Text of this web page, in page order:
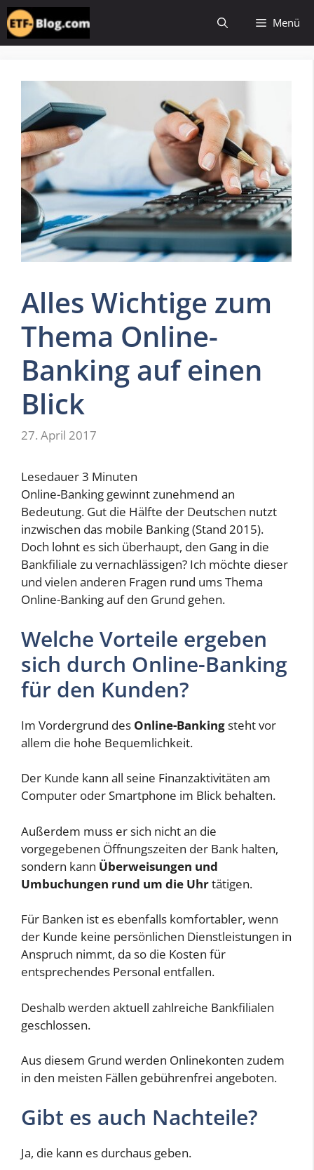
Zum
Inhalt
springen
Menü
Alles Wichtige zum
Thema Online-
Banking auf einen
Blick
27. April 2017
Lesedauer3 Minuten
Online-Banking gewinnt zunehmend an
Bedeutung. Gut die Hälfte der Deutschen nutzt
inzwischen das mobile Banking (Stand 2015).
Doch lohnt es sich überhaupt, den Gang in die
Bankfiliale zu vernachlässigen? Ich möchte dieser
und vielen anderen Fragen rund ums Thema
Online-Banking auf den Grund gehen.
Welche Vorteile ergeben
sich durch Online-Banking
für den Kunden?
Im Vordergrund des Online-Bankingsteht vor
allem die hohe Bequemlichkeit.
Der Kunde kann all seine Finanzaktivitäten am
Computer oder Smartphone im Blick behalten.
Außerdem muss er sich nicht an die
vorgegebenen Öffnungszeiten der Bank halten,
sondern kann Überweisungen und
Umbuchungen rund um die Uhrtätigen.
Für Banken ist es ebenfalls komfortabler, wenn
der Kunde keine persönlichen Dienstleistungen in
Anspruch nimmt, da so die Kosten für
entsprechendes Personal entfallen.
Deshalb werden aktuell zahlreiche Bankfilialen
geschlossen.
Aus diesem Grund werden Onlinekonten zudem
in den meisten Fällen gebührenfrei angeboten.
Gibt es auch Nachteile?
Ja, die kann es durchaus geben.